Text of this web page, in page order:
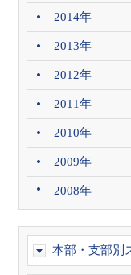
2014年
2013年
2012年
2011年
2010年
2009年
2008年
本部・支部別